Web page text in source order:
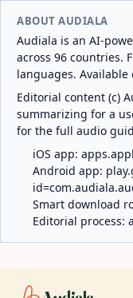
ABOUT AUDIALA
Audiala is an AI-
across 96 countries.
languages. Available
Editorial content (c)
summarizing for a
for the full audio
iOS app:
Android app:
Smart download
Editorial process: